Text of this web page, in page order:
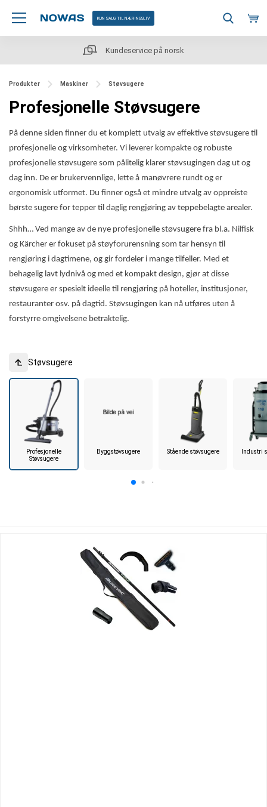
KUN SALG TIL NÆRINGSLIV
Rask levering
Produkter Maskiner Støvsugere
Profesjonelle Støvsugere
På denne siden finner du et komplett utvalg av effektive støvsugere til
profesjonelle og virksomheter. Vi leverer kompakte og robuste
profesjonelle støvsugere som pålitelig klarer støvsugingen dag ut og
dag inn. De er brukervennlige, lette å manøvrere rundt og er
ergonomisk utformet. Du finner også et mindre utvalg av oppreiste
børste sugere for tepper til daglig rengjøring av teppebelagte arealer.
Shhh… Ved mange av de nye profesjonelle støvsugere fra bl.a. Nilfisk
og Kärcher er fokuset på støyforurensning som tar hensyn til
rengjøring i dagtimene, og gir fordeler i mange tilfeller. Med et
behagelig lavt lydnivå og med et kompakt design, gjør at disse
støvsugere er spesielt ideelle til rengjøring på hoteller, institusjoner,
restauranter osv. på dagtid. Støvsugingen kan nå utføres uten å
forstyrre omgivelsene betraktelig.
Støvsugere
Profesjonelle
Støvsugere
Byggstøvsugere Stående støvsugere Industri